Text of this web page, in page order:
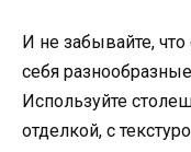
И не забывайте,
себя
Используйте
отделкой, с